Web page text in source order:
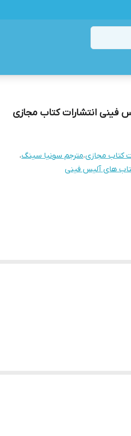
فینی انتشارات کتاب مجازی
کتاب مجازی،مترجم سونیا سینگ،
های آلیس فینی